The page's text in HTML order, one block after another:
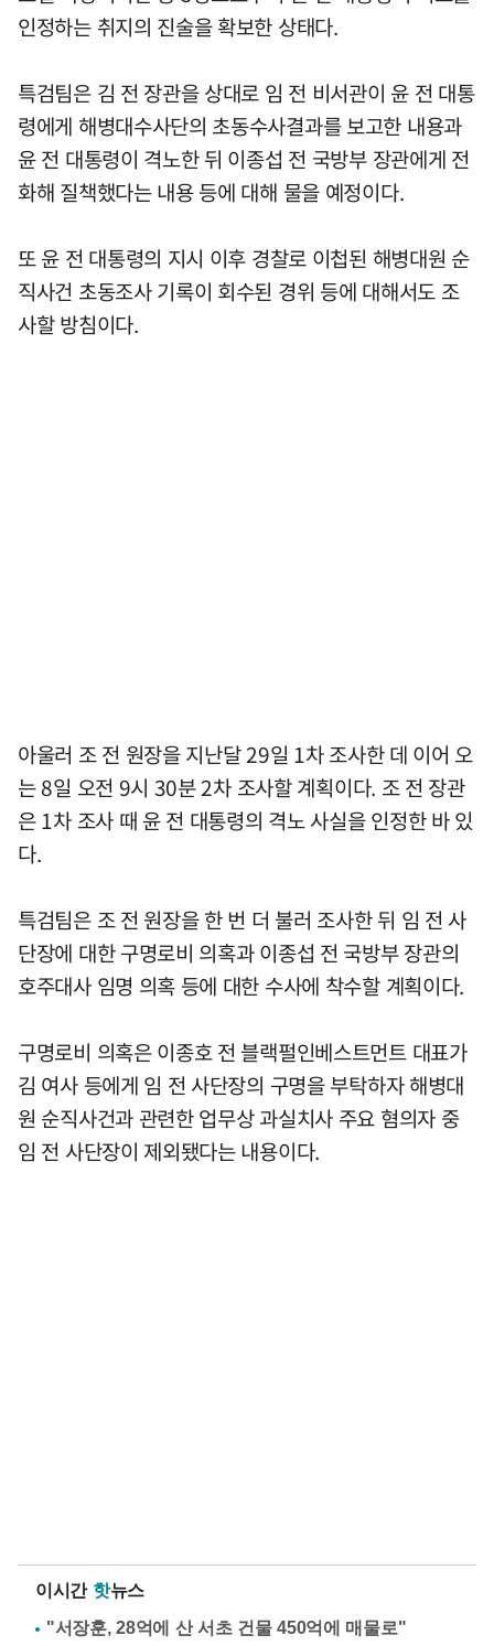
인정하는 취지의 진술을 확보한 상태다.
특검팀은 김 전 장관을 상대로 임 전 비서관이 윤 전 대통
령에게 해병대수사단의 초동수사결과를 보고한 내용과
윤 전 대통령이 격노한 뒤 이종섭 전 국방부 장관에게 전
화해 질책했다는 내용 등에 대해 물을 예정이다.
또 윤 전 대통령의 지시 이후 경찰로 이첩된 해병대원 순
직사건 초동조사 기록이 회수된 경위 등에 대해서도 조
사할 방침이다.
아울러 조 전 원장을 지난달 29일 1차 조사한 데 이어 오
는 8일 오전 9시 30분 2차 조사할 계획이다. 조 전 장관
은 1차 조사 때 윤 전 대통령의 격노 사실을 인정한 바 있
다.
특검팀은 조 전 원장을 한 번 더 불러 조사한 뒤 임 전 사
단장에 대한 구명로비 의혹과 이종섭 전 국방부 장관의
호주대사 임명 의혹 등에 대한 수사에 착수할 계획이다.
구명로비 의혹은 이종호 전 블랙펄인베스트먼트 대표가
김 여사 등에게 임 전 사단장의 구명을 부탁하자 해병대
원 순직사건과 관련한 업무상 과실치사 주요 혐의자 중
임 전 사단장이 제외됐다는 내용이다.
이시간 핫뉴스
"서장훈, 28억에 산 서초 건물 450억에 매물로"